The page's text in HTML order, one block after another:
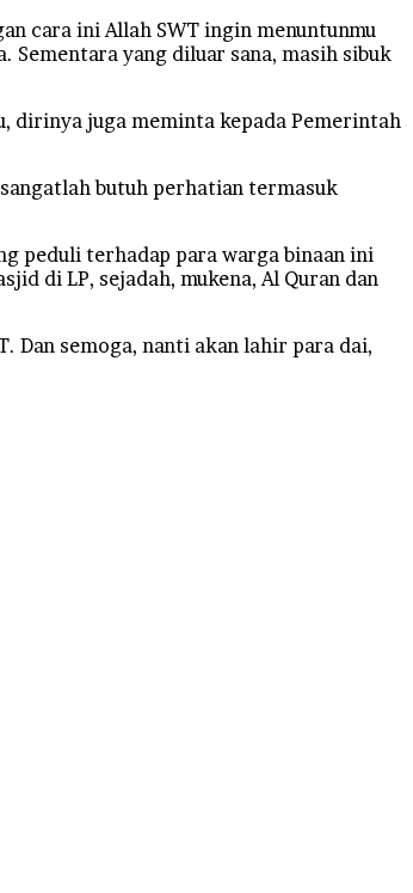
cara ini Allah SWT ingin menuntunmu
yang diluar sana, masih sibuk
dirinya juga meminta kepada Pemerintah
butuh perhatian termasuk
peduli terhadap para warga binaan ini
di LP, sejadah, mukena, Al Quran dan
Dan semoga, nanti akan lahir para dai,